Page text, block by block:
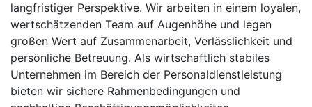
langfristiger Perspektive. Wir arbeiten in einem loyalen,
wertschätzenden Team auf Augenhöhe und legen
großen Wert auf Zusammenarbeit, Verlässlichkeit und
persönliche Betreuung. Als wirtschaftlich stabiles
Unternehmen im Bereich der Personaldienstleistung
bieten wir sichere Rahmenbedingungen und